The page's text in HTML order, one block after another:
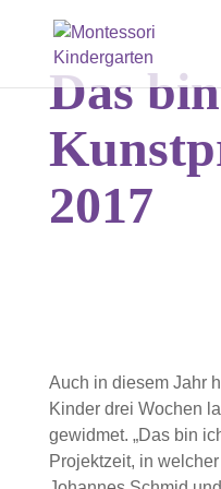
Das
2017
Auch in diesem Jahr
Kinder drei Wochen
gewidmet. „Das bin
Projektzeit, in